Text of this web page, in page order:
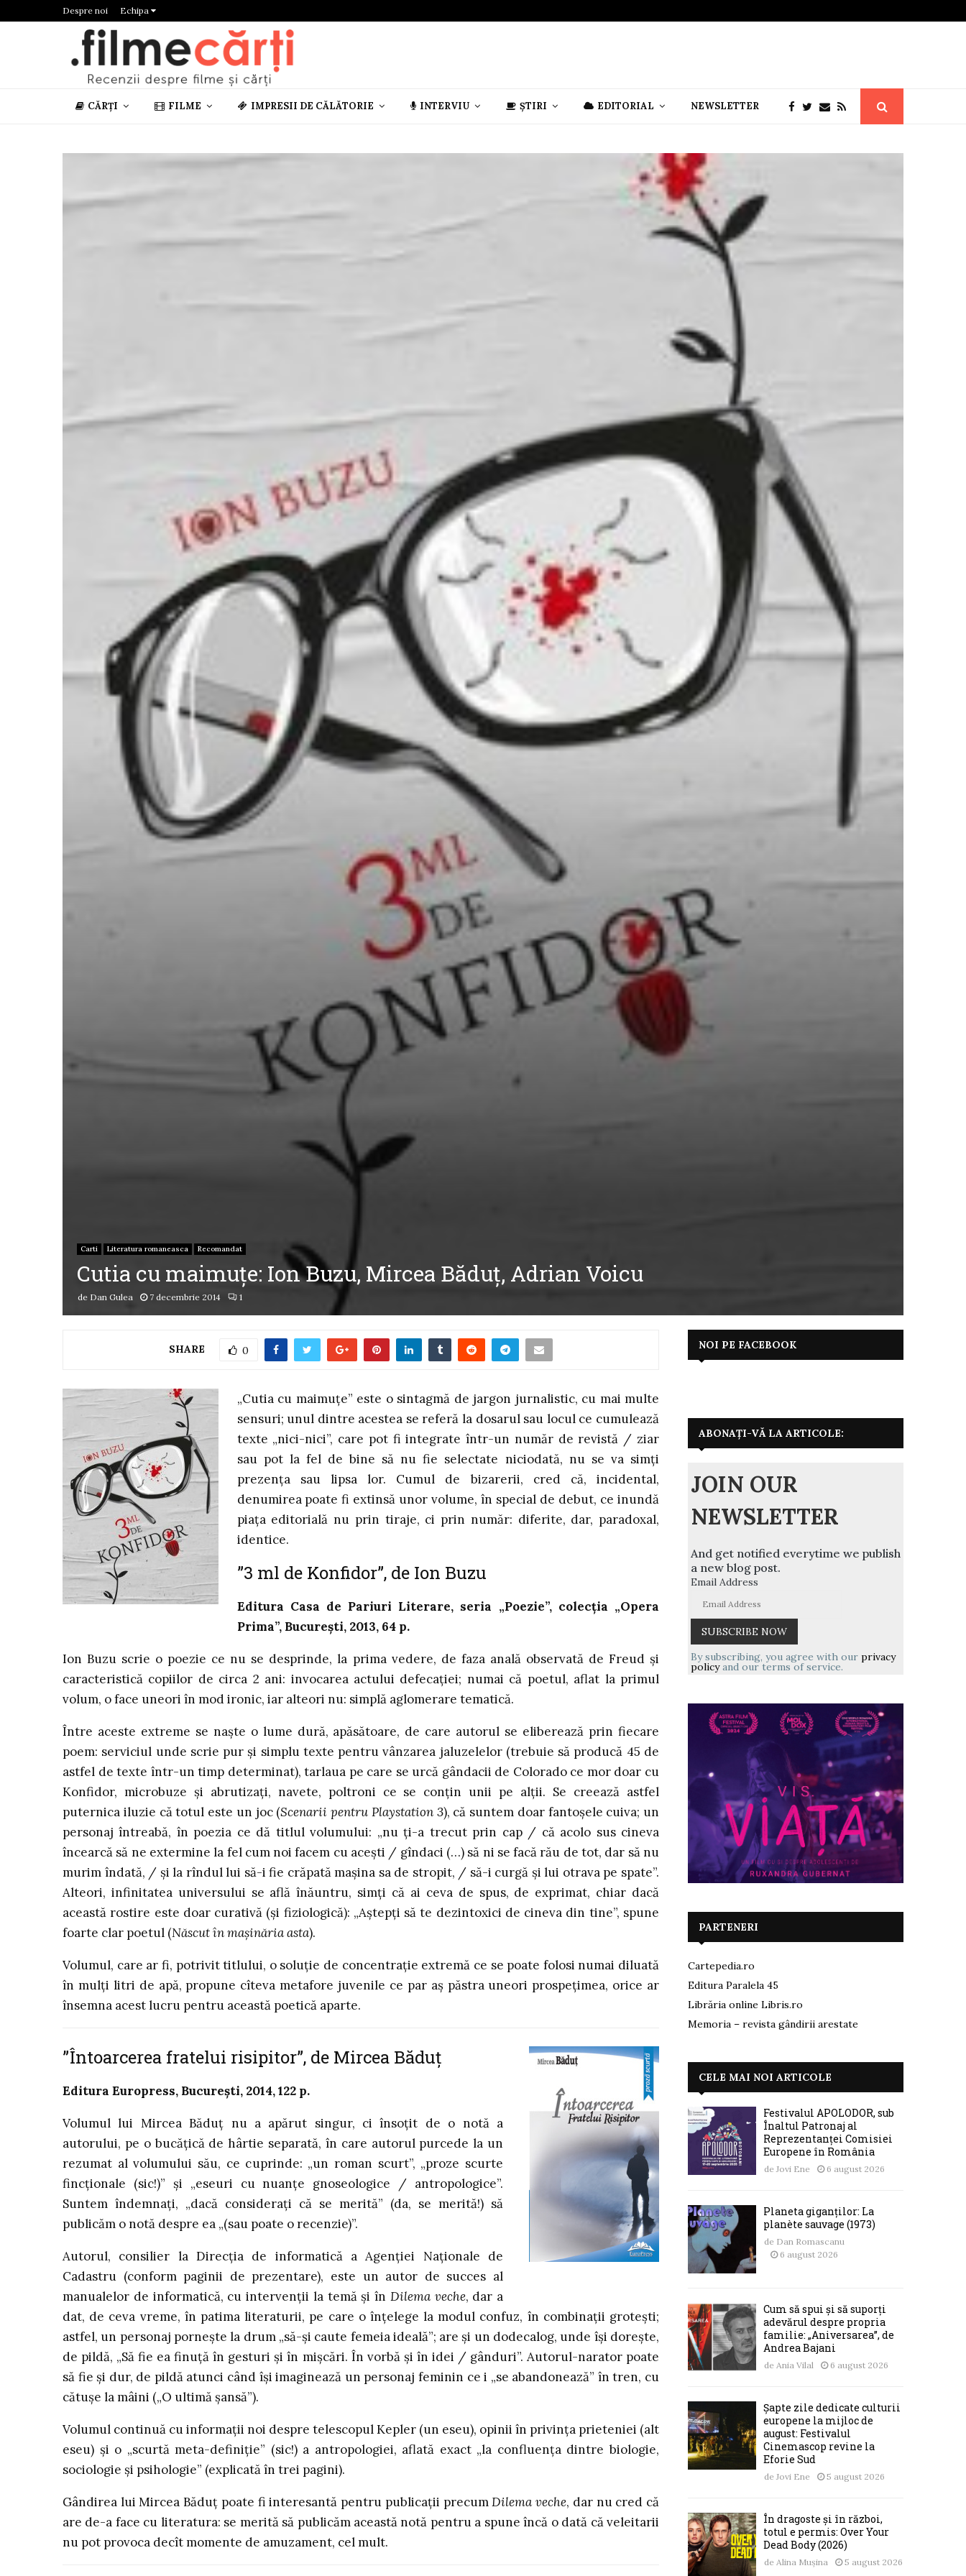
Despre noi Echipa
CĂRȚI FILME IMPRESII DE CĂLĂTORIE INTERVIU ȘTIRI EDITORIAL NEWSLETTER
Carti Literatura romaneasca Recomandat
Cutia cu maimuțe: Ion Buzu, Mircea Băduț, Adrian Voicu
de Dan Gulea 7 decembrie 2014 1
SHARE 0
„Cutia cu maimuțe” este o sintagmă de jargon jurnalistic, cu mai multe
sensuri; unul dintre acestea se referă la dosarul sau locul ce cumulează
texte „nici-nici”, care pot fi integrate într-un număr de revistă / ziar
sau pot la fel de bine să nu fie selectate niciodată, nu se va simți
prezența sau lipsa lor. Cumul de bizarerii, cred că, incidental,
denumirea poate fi extinsă unor volume, în special de debut, ce inundă
piața editorială nu prin tiraje, ci prin număr: diferite, dar, paradoxal,
identice.
”3 ml de Konfidor”, de Ion Buzu
Editura Casa de Pariuri Literare, seria „Poezie”, colecția „Opera
Prima”, București, 2013, 64 p.
Ion Buzu scrie o poezie ce nu se desprinde, la prima vedere, de faza anală observată de Freud și
caracteristică copiilor de circa 2 ani: invocarea actului defecației; numai că poetul, aflat la primul
volum, o face uneori în mod ironic, iar alteori nu: simplă aglomerare tematică.
Între aceste extreme se naște o lume dură, apăsătoare, de care autorul se eliberează prin fiecare
poem: serviciul unde scrie pur și simplu texte pentru vânzarea jaluzelelor (trebuie să producă 45 de
astfel de texte într-un timp determinat), tarlaua pe care se urcă gândacii de Colorado ce mor doar cu
Konfidor, microbuze și abrutizați, navete, poltroni ce se conțin unii pe alții. Se creează astfel
puternica iluzie că totul este un joc (Scenarii pentru Playstation 3), că suntem doar fantoșele cuiva; un
personaj întreabă, în poezia ce dă titlul volumului: „nu ți-a trecut prin cap / că acolo sus cineva
încearcă să ne extermine la fel cum noi facem cu acești / gîndaci (…) să ni se facă rău de tot, dar să nu
murim îndată, / și la rîndul lui să-i fie crăpată mașina sa de stropit, / să-i curgă și lui otrava pe spate”.
Alteori, infinitatea universului se află înăuntru, simți că ai ceva de spus, de exprimat, chiar dacă
această rostire este doar curativă (și fiziologică): „Aștepți să te dezintoxici de cineva din tine”, spune
foarte clar poetul (Născut în mașinăria asta).
Volumul, care ar fi, potrivit titlului, o soluție de concentrație extremă ce se poate folosi numai diluată
în mulți litri de apă, propune cîteva metafore juvenile ce par aș păstra uneori prospețimea, orice ar
însemna acest lucru pentru această poetică aparte.
”Întoarcerea fratelui risipitor”, de Mircea Băduț
Editura Europress, București, 2014, 122 p.
Volumul lui Mircea Băduț nu a apărut singur, ci însoțit de o notă a
autorului, pe o bucățică de hârtie separată, în care autorul purcede la un
rezumat al volumului său, ce cuprinde: „un roman scurt”, „proze scurte
fincționale (sic!)” și „eseuri cu nuanțe gnoseologice / antropologice”.
Suntem îndemnați, „dacă considerați că se merită” (da, se merită!) să
publicăm o notă despre ea „(sau poate o recenzie)”.
Autorul, consilier la Direcția de informatică a Agenției Naționale de
Cadastru (conform paginii de prezentare), este un autor de succes al
manualelor de informatică, cu intervenții la temă și în Dilema veche, dar a
dat, de ceva vreme, în patima literaturii, pe care o înțelege la modul confuz, în combinații grotești;
astfel, un personaj pornește la drum „să-și caute femeia ideală”; are și un dodecalog, unde își dorește,
de pildă, „Să fie ea finuță în gesturi și în mișcări. În vorbă și în idei / gânduri”. Autorul-narator poate
să fie și dur, de pildă atunci când își imaginează un personaj feminin ce i „se abandonează” în tren, cu
cătușe la mâini („O ultimă șansă”).
Volumul continuă cu informații noi despre telescopul Kepler (un eseu), opinii în privința prieteniei (alt
eseu) și o „scurtă meta-definiție” (sic!) a antropologiei, aflată exact „la confluența dintre biologie,
sociologie și psihologie” (explicată în trei pagini).
Gândirea lui Mircea Băduț poate fi interesantă pentru publicații precumDilema veche, dar nu cred că
are de-a face cu literatura: se merită să publicăm această notă pentru a spune încă o dată că veleitarii
nu pot provoca decît momente de amuzament, cel mult.
NOI PE FACEBOOK
ABONAȚI-VĂ LA ARTICOLE:
JOIN OUR
NEWSLETTER
And get notified everytime we publish
a new blog post.
Email Address
By subscribing, you agree with our privacy
policyand our terms of service.
PARTENERI
Cartepedia.ro
Editura Paralela 45
Librăria online Libris.ro
Memoria – revista gândirii arestate
CELE MAI NOI ARTICOLE
Festivalul APOLODOR, sub
Înaltul Patronaj al
Reprezentanței Comisiei
Europene în România
de Jovi Ene 6 august 2026
Planeta giganților: La
planète sauvage (1973)
de Dan Romascanu
6 august 2026
Cum să spui și să suporți
adevărul despre propria
familie: „Aniversarea”, de
Andrea Bajani
de Ania Vilal 6 august 2026
Șapte zile dedicate culturii
europene la mijloc de
august: Festivalul
Cinemascop revine la
Eforie Sud
de Jovi Ene 5 august 2026
În dragoste și în război,
totul e permis: Over Your
Dead Body (2026)
de Alina Mușina 5 august 2026